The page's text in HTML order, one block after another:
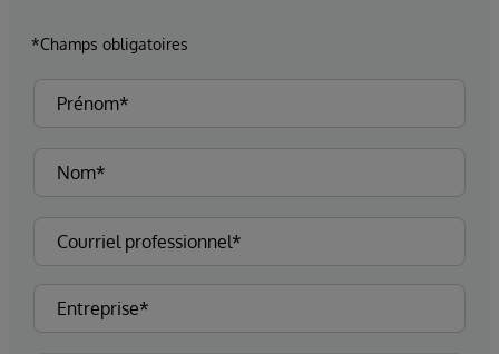
*Champs obligatoires